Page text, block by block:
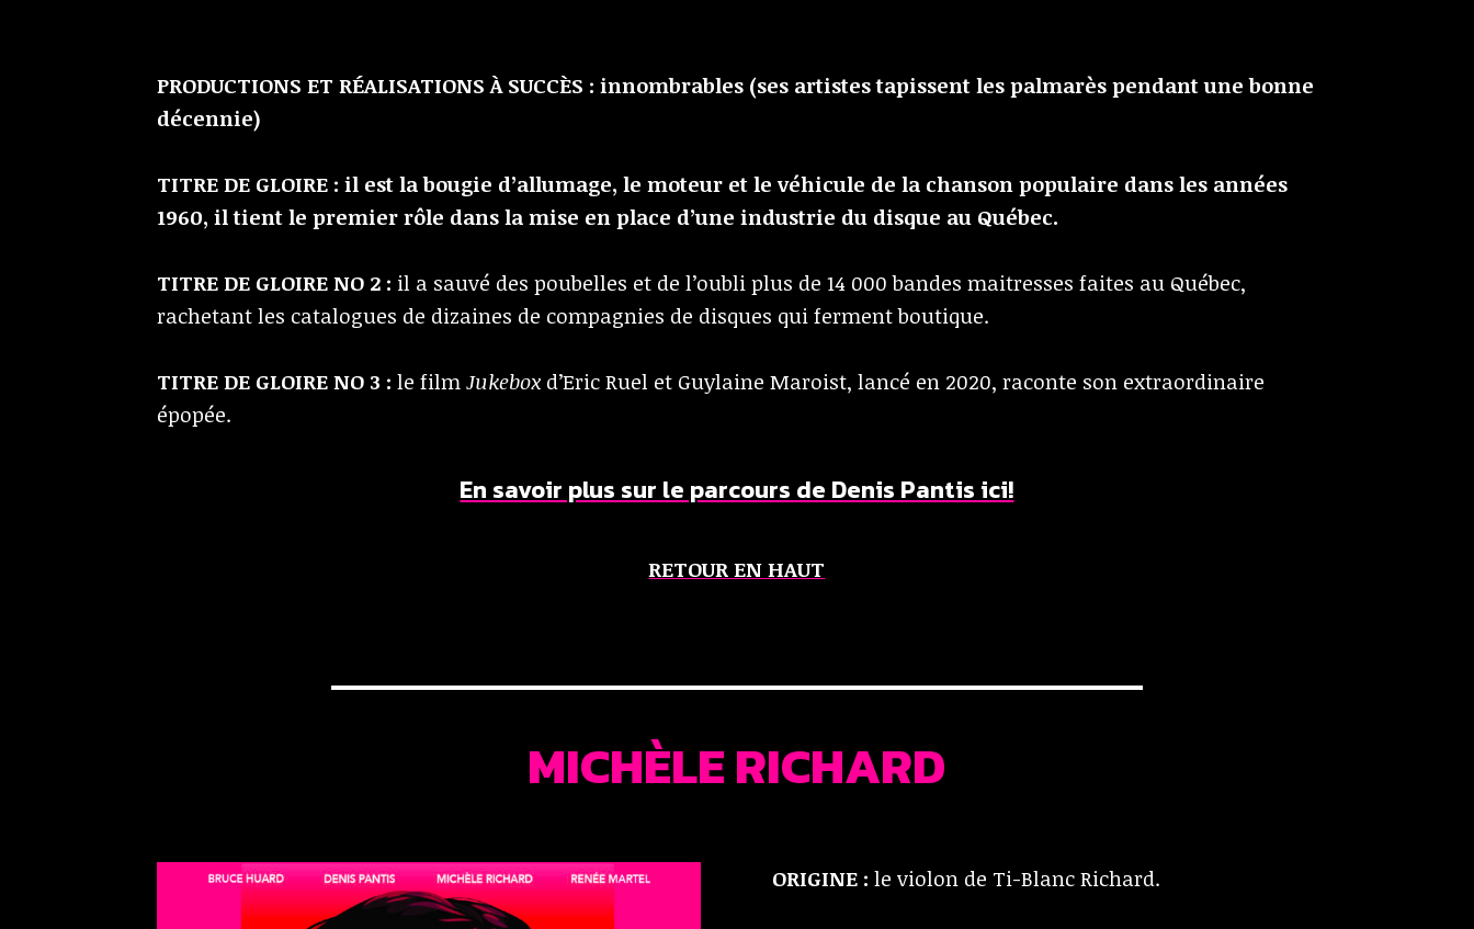
PRODUCTIONS ET RÉALISATIONS À SUCCÈS : innombrables (ses artistes tapissent les palmarès pendant une bonne
décennie)
TITRE DE GLOIRE : il est la bougie d’allumage, le moteur et le véhicule de la chanson populaire dans les années
1960, il tient le premier rôle dans la mise en place d’une industrie du disque au Québec.
TITRE DE GLOIRE NO 2 : il a sauvé des poubelles et de l’oubli plus de 14 000 bandes maitresses faites au Québec,
rachetant les catalogues de dizaines de compagnies de disques qui ferment boutique.
TITRE DE GLOIRE NO 3 : le filmJukeboxd’Eric Ruel et Guylaine Maroist, lancé en 2020, raconte son extraordinaire
épopée.
En savoir plus sur le parcours de Denis Pantis ici!
RETOUR EN HAUT
MICHÈLE RICHARD
ORIGINE : le violon de Ti-Blanc Richard.